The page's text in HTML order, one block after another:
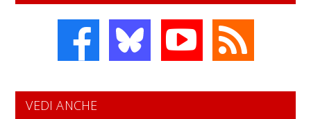
VEDI ANCHE